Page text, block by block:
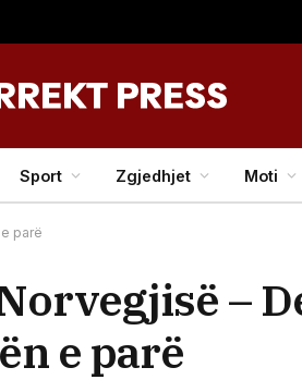
Sport Zgjedhjet Moti
parë
–
e parë